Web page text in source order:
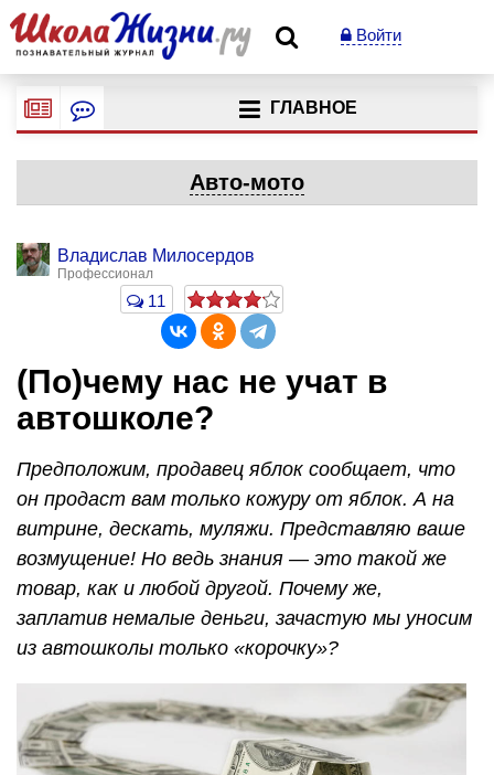
Войти
ГЛАВНОЕ
Авто-мото
Владислав Милосердов
Профессионал
11
(По)чему нас не учат в
автошколе?
Предположим, продавец яблок сообщает, что
он продаст вам только кожуру от яблок. А на
витрине, дескать, муляжи. Представляю ваше
возмущение! Но ведь знания — это такой же
товар, как и любой другой. Почему же,
заплатив немалые деньги, зачастую мы уносим
из автошколы только «корочку»?